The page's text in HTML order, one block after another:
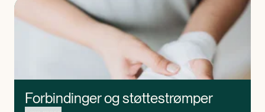
Forbindinger og støttestrømper